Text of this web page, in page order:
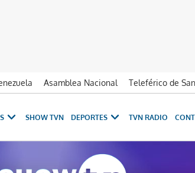
Asamblea Nacional Teleférico de
SHOW TVN DEPORTES TVN RADIO